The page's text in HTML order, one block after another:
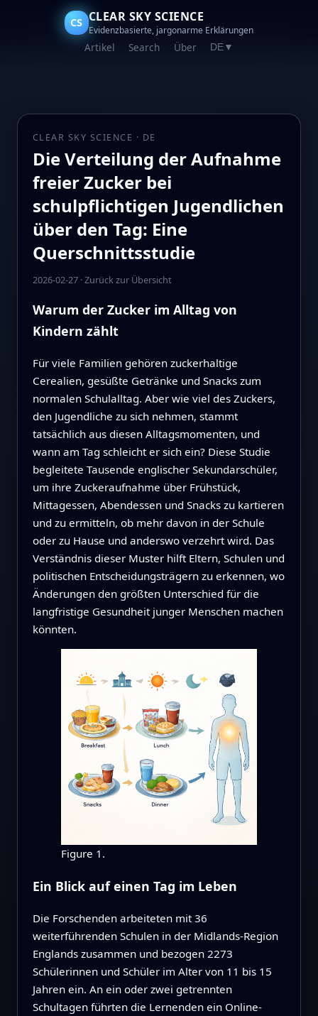
CS CLEAR SKY SCIENCE
Evidenzbasierte, jargonarme Erklärungen
Artikel Search Über DE▼
CLEAR SKY SCIENCE · DE
Die Verteilung der Aufnahme
freier Zucker bei
schulpflichtigen Jugendlichen
über den Tag: Eine
Querschnittsstudie
2026-02-27·Zurück zur Übersicht
Warum der Zucker im Alltag von
Kindern zählt
Für viele Familien gehören zuckerhaltige
Cerealien, gesüßte Getränke und Snacks zum
normalen Schulalltag. Aber wie viel des Zuckers,
den Jugendliche zu sich nehmen, stammt
tatsächlich aus diesen Alltagsmomenten, und
wann am Tag schleicht er sich ein? Diese Studie
begleitete Tausende englischer Sekundarschüler,
um ihre Zuckeraufnahme über Frühstück,
Mittagessen, Abendessen und Snacks zu kartieren
und zu ermitteln, ob mehr davon in der Schule
oder zu Hause und anderswo verzehrt wird. Das
Verständnis dieser Muster hilft Eltern, Schulen und
politischen Entscheidungsträgern zu erkennen, wo
Änderungen den größten Unterschied für die
langfristige Gesundheit junger Menschen machen
könnten.
Figure 1.
Ein Blick auf einen Tag im Leben
Die Forschenden arbeiteten mit 36
weiterführenden Schulen in der Midlands-Region
Englands zusammen und bezogen 2273
Schülerinnen und Schüler im Alter von 11 bis 15
Jahren ein. An ein oder zwei getrennten
Schultagen führten die Lernenden ein Online-